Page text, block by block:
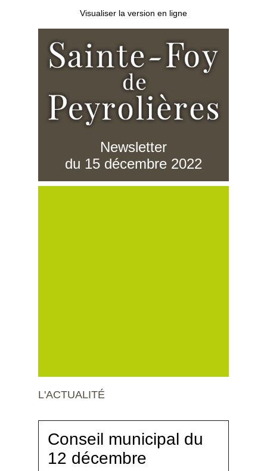
Visualiser la version en ligne
Newsletter
du 15 décembre 2022
L'ACTUALITÉ
Conseil municipal du
12 décembre